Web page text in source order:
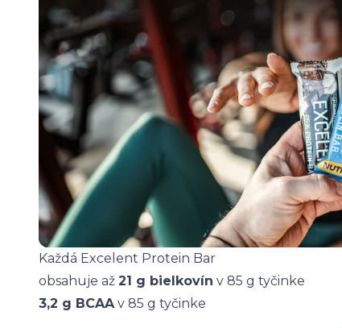
Každá Excelent Protein Bar
obsahuje až 21 g bielkovín v 85 g tyčinke
3,2 g BCAAv 85 g tyčinke